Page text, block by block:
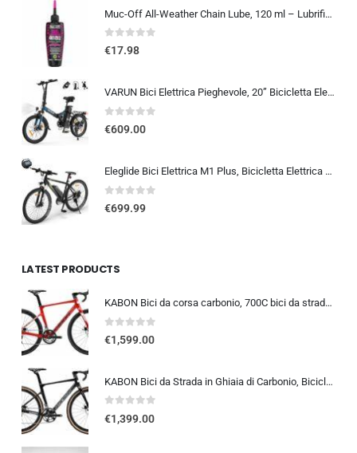
Muc-Off All-Weather Chain Lube, 120 ml – Lubrificante Catena Bici Biodegradabile, Olio Catena Bici di Tutti i Tipi – Formulat
0out of 5
€17.98
VARUN Bici Elettrica Pieghevole, 20” Bicicletta Elettrica Unisex, Batteria Rimovibile 48V 374.4Wh, Autonomia 70Km, 7 Velocit
0out of 5
€609.00
Eleglide Bici Elettrica M1 Plus, Bicicletta Elettrica 27,5″, Mountain Bike Elettrica, mtb elettrica Batteria Rimovibile 12,5 Ah, 21 Velocità, bicicletta elettrica pedalata assistita
0out of 5
€699.99
LATEST PRODUCTS
KABON Bici da corsa carbonio, 700C bici da strada T800 Completamente carbonio con Shimano 105 R7000 22 velocità 8.1 KG Leg…
0out of 5
€1,599.00
KABON Bici da Strada in Ghiaia di Carbonio, Bicicletta con Telaio in Fibra di Carbonio T800 con Bicicletta da Corsa con Fr…
0out of 5
€1,399.00